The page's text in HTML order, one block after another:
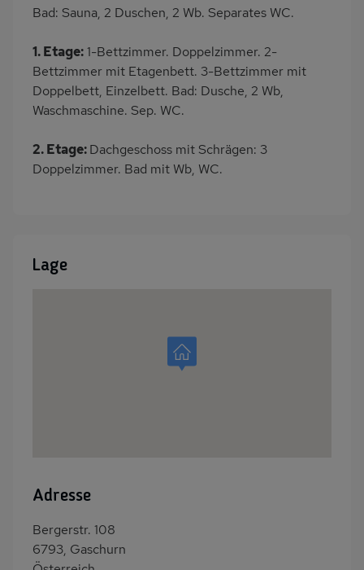
Bad: Sauna, 2 Duschen, 2 Wb. Separates WC.
1. Etage:1-Bettzimmer. Doppelzimmer. 2-
Bettzimmer mit Etagenbett. 3-Bettzimmer mit
Doppelbett, Einzelbett. Bad: Dusche, 2 Wb,
Waschmaschine. Sep. WC.
2. Etage:Dachgeschoss mit Schrägen: 3
Doppelzimmer. Bad mit Wb, WC.
Lage
Adresse
Bergerstr. 108
6793, Gaschurn